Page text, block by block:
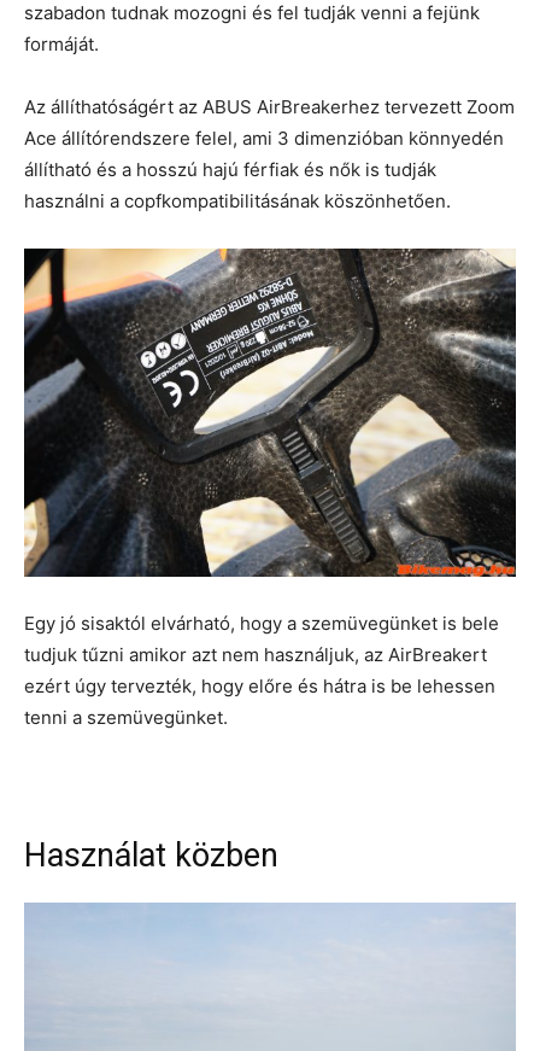
szabadon tudnak mozogni és fel tudják venni a fejünk
formáját.
Az állíthatóságért az ABUS AirBreakerhez tervezett Zoom
Ace állítórendszere felel, ami 3 dimenzióban könnyedén
állítható és a hosszú hajú férfiak és nők is tudják
használni a copfkompatibilitásának köszönhetően.
Egy jó sisaktól elvárható, hogy a szemüvegünket is bele
tudjuk tűzni amikor azt nem használjuk, az AirBreakert
ezért úgy tervezték, hogy előre és hátra is be lehessen
tenni a szemüvegünket.
Használat közben